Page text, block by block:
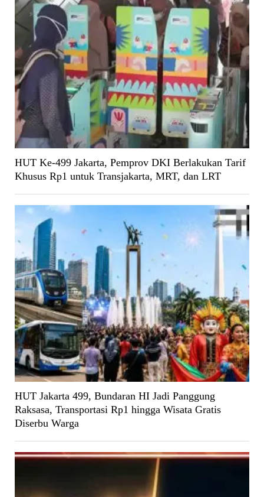
HUT Ke-499 Jakarta, Pemprov DKI Berlakukan Tarif
Khusus Rp1 untuk Transjakarta, MRT, dan LRT
HUT Jakarta 499, Bundaran HI Jadi Panggung
Raksasa, Transportasi Rp1 hingga Wisata Gratis
Diserbu Warga